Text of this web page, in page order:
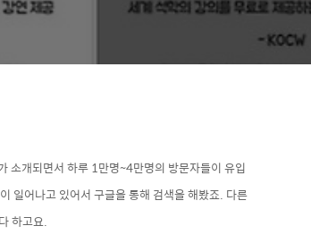
개되면서 하루 1만명~4만명의 방문자들이 유입
일어나고 있어서 구글을 통해 검색을 해봤죠. 다른
하고요.